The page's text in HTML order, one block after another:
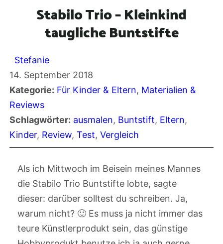
Stabilo Trio – Kleinkind
taugliche Buntstifte
Stefanie
14. September 2018
Kategorie: Für Kinder & Eltern, Materialien &
Reviews
Schlagwörter: ausmalen, Buntstift, Eltern
Kinder, Review, Test, Vergleich
Als ich Mittwoch im Beisein meines Mannes
die Stabilo Trio Buntstifte lobte, sagte
dieser: darüber solltest du schreiben. Ja,
warum nicht? 🙂 Es muss ja nicht immer das
teure Künstlerprodukt sein, das günstige